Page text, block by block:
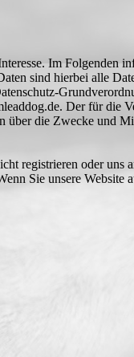
Im Folgenden
sind hierbei alle
Der für die
die Zwecke und
registrieren oder
Sie unsere